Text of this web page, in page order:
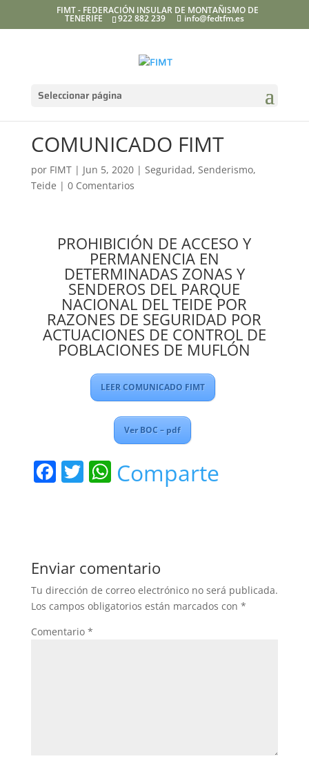
FIMT - FEDERACIÓN INSULAR DE MONTAÑISMO DE
TENERIFE 922 882 239 info@fedtfm.es
Seleccionar página
COMUNICADO FIMT
por FIMT| Jun 5, 2020| Seguridad, Senderismo,
Teide | 0 Comentarios
PROHIBICIÓN DE ACCESO Y
PERMANENCIA EN
DETERMINADAS ZONAS Y
SENDEROS DEL PARQUE
NACIONAL DEL TEIDE POR
RAZONES DE SEGURIDAD POR
ACTUACIONES DE CONTROL DE
POBLACIONES DE MUFLÓN
LEER COMUNICADO FIMT
Ver BOC – pdf
F
b
o
o
k
T W
A
p
p
Comparte
Enviar comentario
Tu dirección de correo electrónico no será publicada.
Los campos obligatorios están marcados con *
Comentario *